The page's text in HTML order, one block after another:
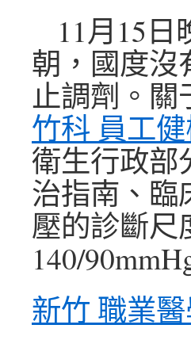
11月15
朝，國度沒
止調劑。關
竹科 員工
衛生行政部
治指南、臨
壓的診斷尺
140/
新竹 職業